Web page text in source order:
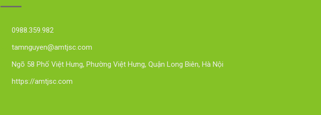
0988.359.982
tamnguyen@amtjsc.com
Ngõ 58 Phố Việt Hưng, Phường Việt Hưng, Quận Long Biên, Hà Nội
https://amtjsc.com